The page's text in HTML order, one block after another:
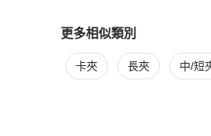
更多相似類別
更多Chanel 女士錢包 / 小
卡夾 長夾 中/短